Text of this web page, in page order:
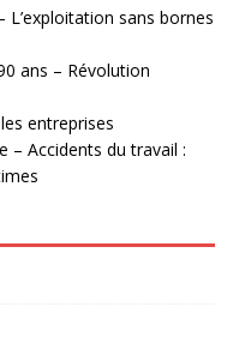
L’exploitation sans bornes
ans – Révolution
entreprises
– Accidents du travail :